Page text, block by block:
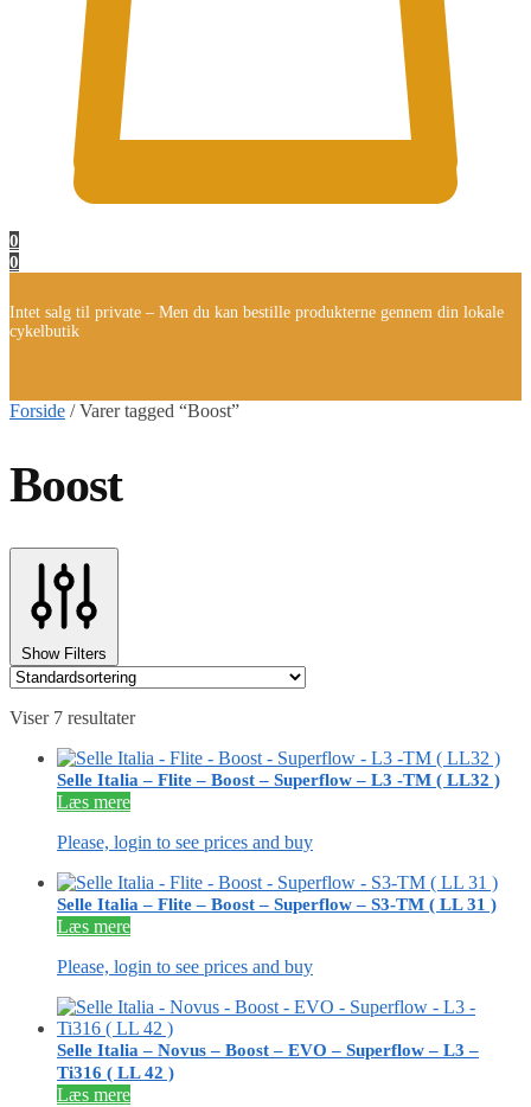
0
0
Intet salg til private – Men du kan bestille produkterne gennem din lokale
cykelbutik
Forside /Varer tagged “Boost”
Boost
Show Filters
Viser 7 resultater
Selle Italia – Flite – Boost – Superflow – L3 -TM ( LL32 )
Læs mere
Please, login to see prices and buy
Selle Italia – Flite – Boost – Superflow – S3-TM ( LL 31 )
Læs mere
Please, login to see prices and buy
Selle Italia – Novus – Boost – EVO – Superflow – L3 –
Ti316 ( LL 42 )
Læs mere